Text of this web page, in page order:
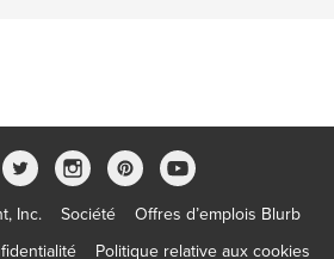
Inc. Société
Offres d’emplois Blurb
Politique relative aux cookies